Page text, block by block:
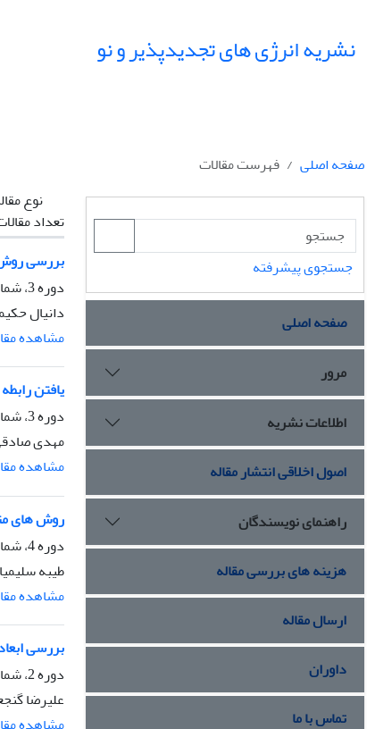
نشریه انرژی های تجدیدپذیر و نو
صفحه اصلی
فهرست مقالات
نوع
تعداد
بررسی
دوره 3، شماره 1، فروردین 1395، صفحه
دانیال
مشاهده
یافتن
دوره 3، شماره 2، دی 1395، صفحه
مهدی
مشاهده
روش های
دوره 4، شماره 1، تیر 1396، صفحه
طیبه
مشاهده
بررسی
دوره 2، شماره 1، تیر 1394، صفحه
علیرضا
جستجوی پیشرفته
صفحه اصلی
مرور
اطلاعات نشریه
اصول اخلاقی انتشار مقاله
راهنمای نویسندگان
هزینه های بررسی مقاله
ارسال مقاله
داوران
تماس با ما